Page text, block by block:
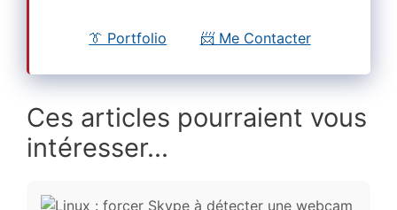
👔 Portfolio 📨 Me Contacter
Ces articles pourraient vous
intéresser...